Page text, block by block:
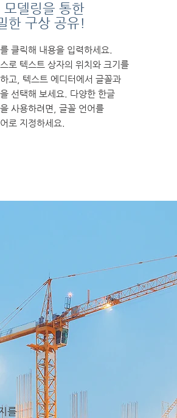
모델링을 통한​
한 구상 공유!
클릭해 내용을 입력하세요.
로 텍스트 상자의 위치와 크기를
고, 텍스트 에디터에서 글꼴과
선택해 보세요. 다양한 한글
사용하려면, 글꼴 언어를
로 지정하세요.
를